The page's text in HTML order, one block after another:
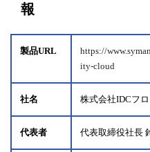
報
製品URL
https://
ity-cloud
社名 株式会社IDCフ
代表者 代表取締役社長